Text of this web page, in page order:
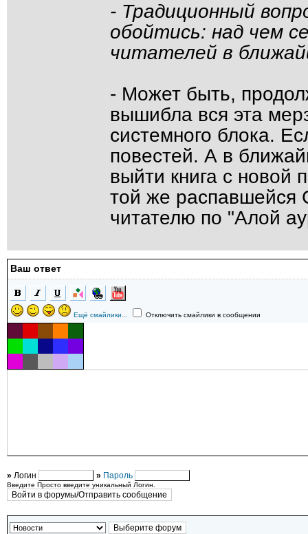
- Традиционный
обойтись: над чем
читателей в
- Может быть,
вышибла вся эта
системного блока.
повестей. А в
выйти книга с новой
той же распавшейся
читателю по "Алой
Ваш ответ
Ещё смайлики... Отключить смайлики в сообщении
» Логин » Пароль
Введите Просто введите уникальный Логин.